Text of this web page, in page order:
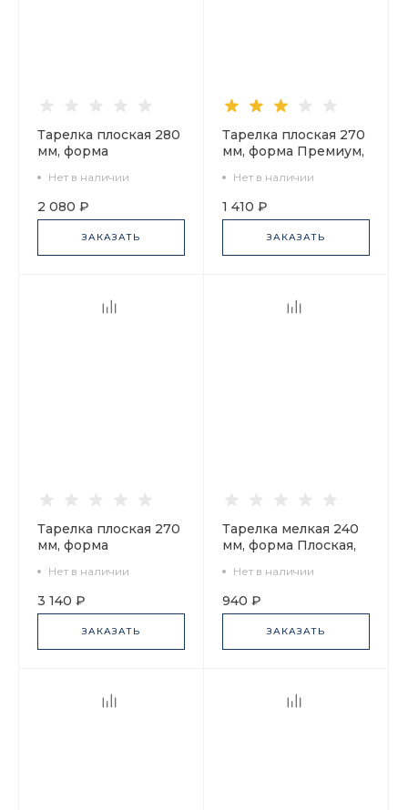
Тарелка плоская 280
мм, форма
рисунок Цветущий
горошек, арт.
80.88548.00.1
Нет в наличии
2 080 ₽
ЗАКАЗАТЬ
Тарелка плоская 270
мм, форма Премиум,
симфония, арт.
80.89383.00.1
Нет в наличии
1 410 ₽
ЗАКАЗАТЬ
Тарелка плоская 270
мм, форма
рисунок Да и нет
Синий, арт.
80.46928.00.1
Нет в наличии
3 140 ₽
ЗАКАЗАТЬ
Тарелка мелкая 240
мм, форма Плоская,
Шафрановые
бабочки, арт.
80.39179.00.1
Нет в наличии
940 ₽
ЗАКАЗАТЬ